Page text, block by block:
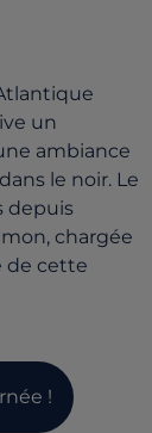
un
ambiance
le noir. Le
depuis
chargée
de cette
!